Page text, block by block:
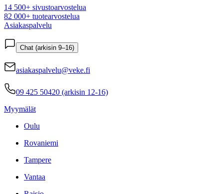
14 500+ sivustoarvostelua
82 000+ tuotearvostelua
Asiakaspalvelu
Chat (arkisin 9–16)
asiakaspalvelu@veke.fi
09 425 50420 (arkisin 12-16)
Myymälät
Oulu
Rovaniemi
Tampere
Vantaa